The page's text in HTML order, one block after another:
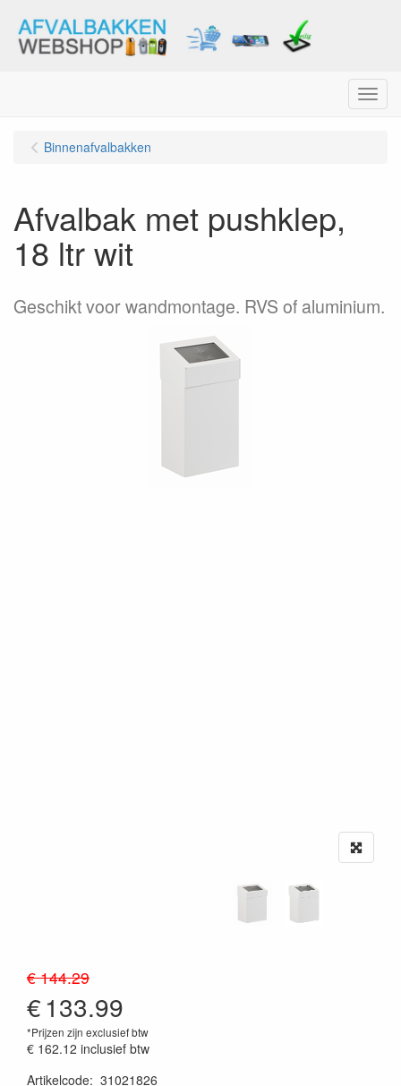
Menu
Binnenafvalbakken
Afvalbak met pushklep,
18 ltr wit
Geschikt voor wandmontage. RVS of aluminium.
€ 144.29
€133.99
*Prijzen zijn exclusief btw
€ 162.12 inclusief btw
Artikelcode: 31021826